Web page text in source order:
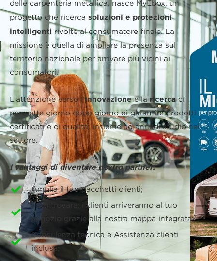
delle carpenteria metallica, nasce MyEbox, un
progetto che ricerca soluzioni e protezioni
intelligenti rivolte al consumatore finale. La
missione è quella di ampliare la presenza sul
territorio nazionale per arrivare più vicini ai
consumatori.
L’attenzione verso l’innovazionee laricercaci
permette giorno dopo giorno di garantire prodotti
certificati e di qualità, insieme ad anni di studio nel
settore.
I vantaggi di diventare nostro partner:
Amplia il tuo pacchetti clienti;
Fatti trovare: i clienti arriveranno al tuo
negozio grazie alla nostra mappa integrata;
Consulenza tecnica e Assistenza clienti
inclusa;